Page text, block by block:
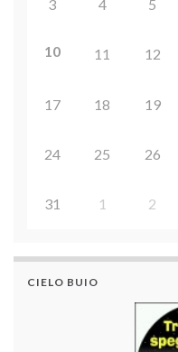
3 4 5
10 11 12
17 18 19
24 25 26
31 1 2
CIELO BUIO